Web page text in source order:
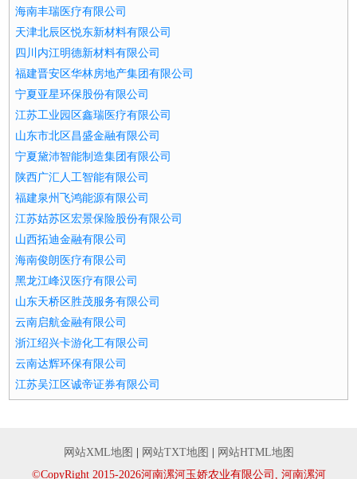
海南丰瑞医疗有限公司
天津北辰区悦东新材料有限公司
四川内江明德新材料有限公司
福建晋安区华林房地产集团有限公司
宁夏亚星环保股份有限公司
江苏工业园区鑫瑞医疗有限公司
山东市北区昌盛金融有限公司
宁夏黛沛智能制造集团有限公司
陕西广汇人工智能有限公司
福建泉州飞鸿能源有限公司
江苏姑苏区宏景保险股份有限公司
山西拓迪金融有限公司
海南俊朗医疗有限公司
黑龙江峰汉医疗有限公司
山东天桥区胜茂服务有限公司
云南启航金融有限公司
浙江绍兴卡游化工有限公司
云南达辉环保有限公司
江苏吴江区诚帝证券有限公司
网站XML地图 网站TXT地图
网站HTML地图
©CopyRight 2015-2026河南漯河玉娇农业有限公司, 河南漯河